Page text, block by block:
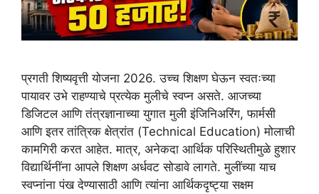
प्रगती शिष्यवृत्ती योजना 2026. उच्च शिक्षण घेऊन स्वतःच्या
पायावर उभे राहण्याचे प्रत्येक मुलीचे स्वप्न असते. आजच्या
डिजिटल आणि तंत्रज्ञानाच्या युगात मुली इंजिनिअरिंग, फार्मसी
आणि इतर तांत्रिक क्षेत्रांत (Technical Education) मोलाची
कामगिरी करत आहेत. मात्र, अनेकदा आर्थिक परिस्थितीमुळे हुशार
विद्यार्थिनींना आपले शिक्षण अर्धवट सोडावे लागते. मुलींच्या याच
स्वप्नांना पंख देण्यासाठी आणि त्यांना आर्थिकदृष्ट्या सक्षम